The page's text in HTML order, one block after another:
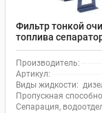
Фильтр тонкой
топлива
FG 300 15 66194
Производитель:
Артикул:
Виды жидкости:
Пропускная
Сепарация,